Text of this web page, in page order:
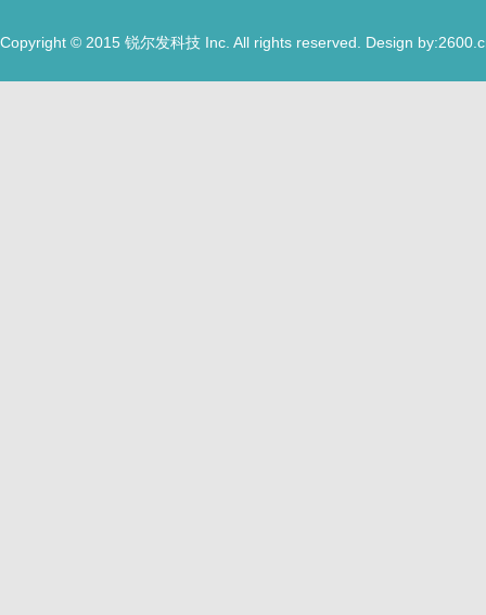
Copyright © 2015 锐尔发科技 Inc. All rights reserved. Design